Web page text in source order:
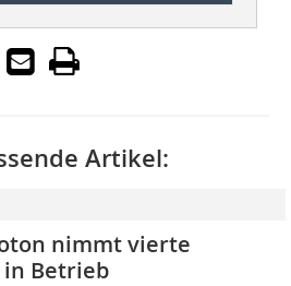
Artikel:
nimmt vierte
Betrieb